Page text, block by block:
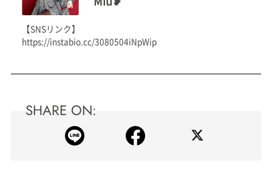
【SNSリンク】
https://instabio.cc/3080504iNpWip
SHARE ON: